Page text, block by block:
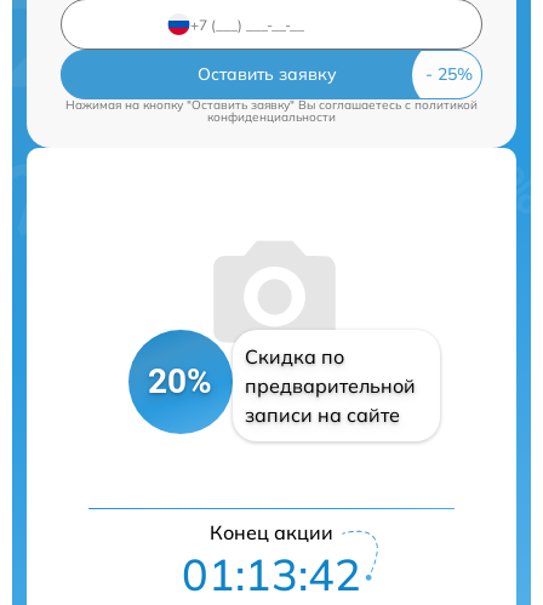
Оставить заявку
Нажимая на кнопку "Оставить заявку" Вы соглашаетесь cполитикой
конфиденциальности
20%
Скидка по
предварительной
записи на сайте
Конец акции
01:13:42